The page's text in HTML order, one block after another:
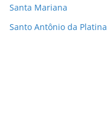
Santa Mariana
Santo Antônio da Platina